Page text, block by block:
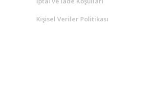
Kişisel Veriler Politikası